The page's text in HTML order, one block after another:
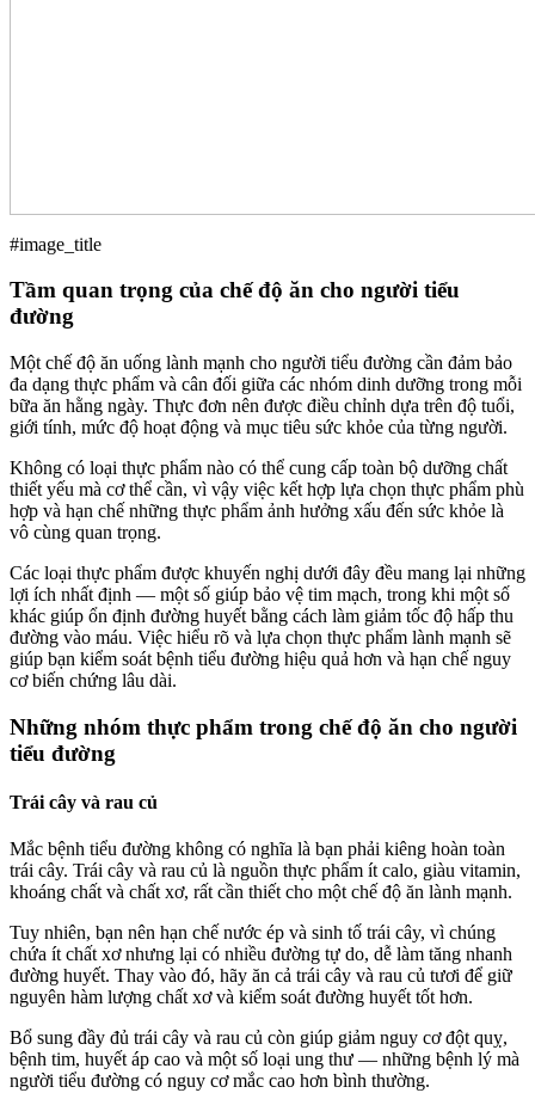
#image_title
Tầm quan trọng của chế độ ăn cho người tiểu
đường
Một chế độ ăn uống lành mạnh cho người tiểu đường cần đảm bảo
đa dạng thực phẩm và cân đối giữa các nhóm dinh dưỡng trong mỗi
bữa ăn hằng ngày. Thực đơn nên được điều chỉnh dựa trên độ tuổi,
giới tính, mức độ hoạt động và mục tiêu sức khỏe của từng người.
Không có loại thực phẩm nào có thể cung cấp toàn bộ dưỡng chất
thiết yếu mà cơ thể cần, vì vậy việc kết hợp lựa chọn thực phẩm phù
hợp và hạn chế những thực phẩm ảnh hưởng xấu đến sức khỏe là
vô cùng quan trọng.
Các loại thực phẩm được khuyến nghị dưới đây đều mang lại những
lợi ích nhất định — một số giúp bảo vệ tim mạch, trong khi một số
khác giúp ổn định đường huyết bằng cách làm giảm tốc độ hấp thu
đường vào máu. Việc hiểu rõ và lựa chọn thực phẩm lành mạnh sẽ
giúp bạn kiểm soát bệnh tiểu đường hiệu quả hơn và hạn chế nguy
cơ biến chứng lâu dài.
Những nhóm thực phẩm trong chế độ ăn cho người
tiểu đường
Trái cây và rau củ
Mắc bệnh tiểu đường không có nghĩa là bạn phải kiêng hoàn toàn
trái cây. Trái cây và rau củ là nguồn thực phẩm ít calo, giàu vitamin,
khoáng chất và chất xơ, rất cần thiết cho một chế độ ăn lành mạnh.
Tuy nhiên, bạn nên hạn chế nước ép và sinh tố trái cây, vì chúng
chứa ít chất xơ nhưng lại có nhiều đường tự do, dễ làm tăng nhanh
đường huyết. Thay vào đó, hãy ăn cả trái cây và rau củ tươi để giữ
nguyên hàm lượng chất xơ và kiểm soát đường huyết tốt hơn.
Bổ sung đầy đủ trái cây và rau củ còn giúp giảm nguy cơ đột quỵ,
bệnh tim, huyết áp cao và một số loại ung thư — những bệnh lý mà
người tiểu đường có nguy cơ mắc cao hơn bình thường.